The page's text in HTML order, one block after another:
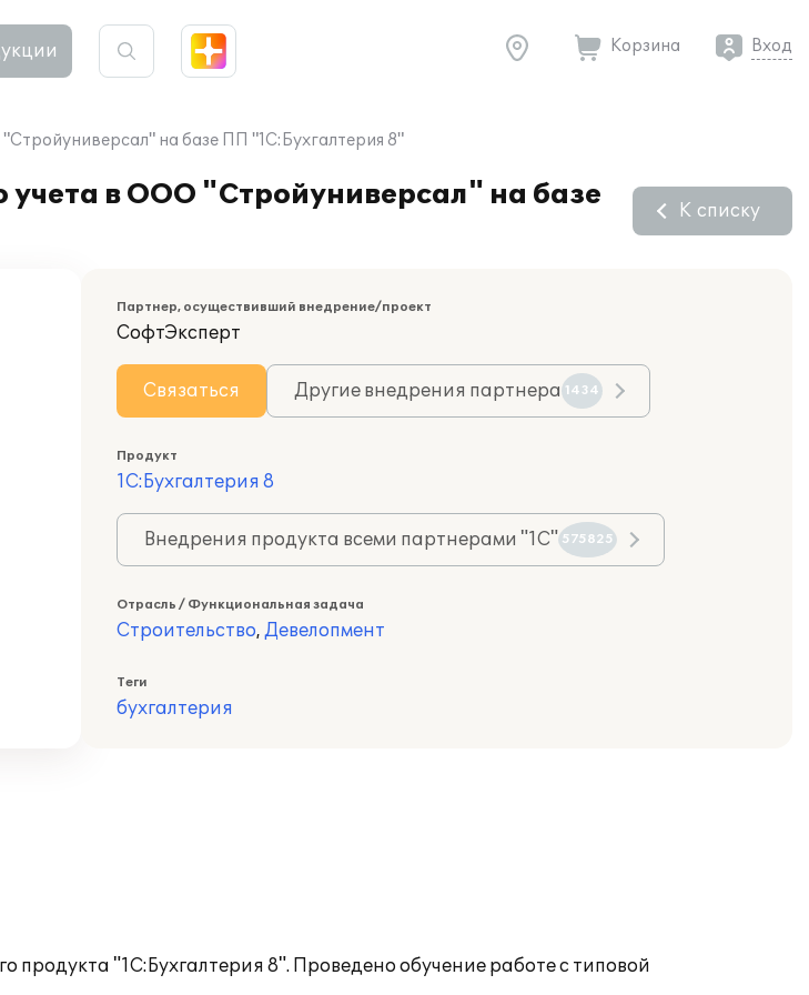
Корзина Вход
на базе ПП "1С:Бухгалтерия 8"
учета в ООО "Стройуниверсал" на базе
К списку
Партнер, осуществивший внедрение/проект
СофтЭксперт
Связаться Другие внедрения партнера 1434
Продукт
1С:Бухгалтерия 8
Внедрения продукта всеми партнерами "1С" 575825
Отрасль / Функциональная задача
Строительство, Девелопмент
Теги
бухгалтерия
"1С:Бухгалтерия 8". Проведено обучение работе с типовой